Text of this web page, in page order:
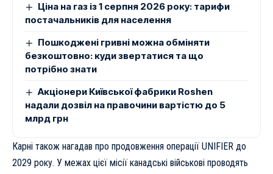
Ціна на газ із 1 серпня 2026 року: тарифи
постачальників для населення
Пошкоджені гривні можна обміняти
безкоштовно: куди звертатися та що
потрібно знати
Акціонери Київської фабрики Roshen
надали дозвіл на правочини вартістю до 5
млрд грн
Карні також нагадав про продовження операції UNIFIER до
2029 року. У межах цієї місії канадські військові проводять